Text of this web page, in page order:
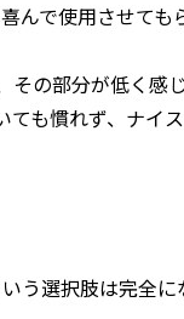
んで使用させても
その部分が低く
も慣れず、ナイ
う選択肢は完全に